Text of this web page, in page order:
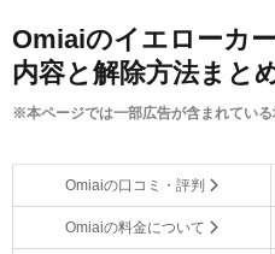
Omiaiのイエローカ
内容と解除方法まと
※本ページでは一部広告が含まれている
Omiaiの口コミ・評判
Omiaiの料金について